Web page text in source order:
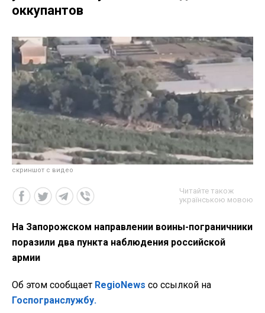
оккупантов
скриншот с видео
Читайте також
українською мовою
На Запорожском направлении воины-пограничники
поразили два пункта наблюдения российской
армии
Об этом сообщает RegioNews со ссылкой на
Госпогранслужбу.